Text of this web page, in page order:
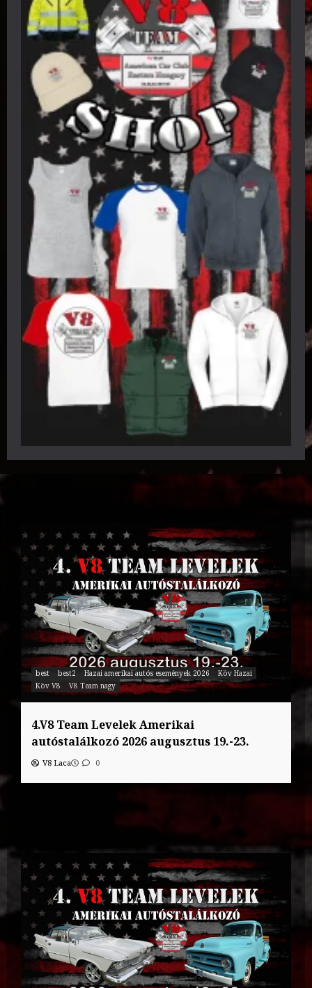
best best2 Hazai amerikai autós események 2026
Köv Hazai
Köv V8
V8 Team nagy
4.V8 Team Levelek Amerikai
autóstalálkozó 2026 augusztus 19.-23.
V8 Laca 0